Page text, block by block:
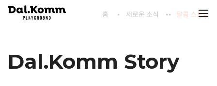
홈 새로운 소식 달콤 스토리
Dal.Komm Story